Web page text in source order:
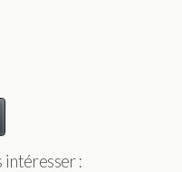
intéresser :